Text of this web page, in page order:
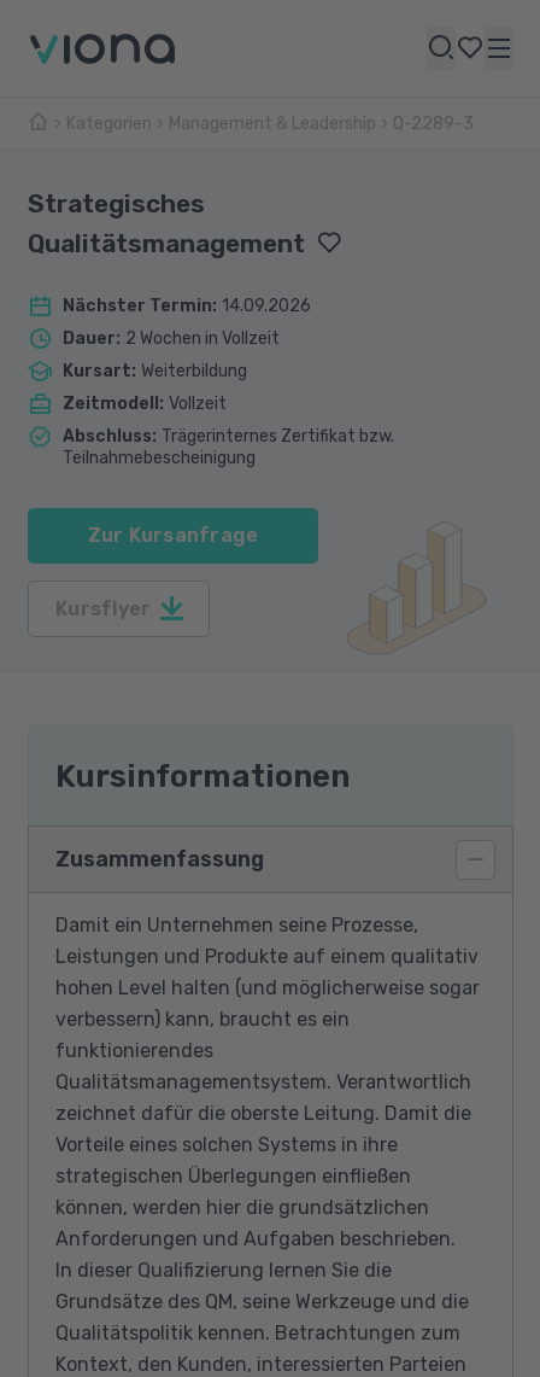
Kategorien Management & Leadership Q-2289-3
Strategisches
Qualitätsmanagement
Nächster Termin: 14.09.2026
Dauer: 2 Wochen in Vollzeit
Kursart: Weiterbildung
Zeitmodell : Vollzeit
Abschluss: Trägerinternes Zertifikat bzw.
Teilnahmebescheinigung
Zur Kursanfrage
Kursflyer
Kursinformationen
Zusammenfassung
Damit ein Unternehmen seine Prozesse,
Leistungen und Produkte auf einem qualitativ
hohen Level halten (und möglicherweise sogar
verbessern) kann, braucht es ein
funktionierendes
Qualitätsmanagementsystem. Verantwortlich
zeichnet dafür die oberste Leitung. Damit die
Vorteile eines solchen Systems in ihre
strategischen Überlegungen einfließen
können, werden hier die grundsätzlichen
Anforderungen und Aufgaben beschrieben.
In dieser Qualifizierung lernen Sie die
Grundsätze des QM, seine Werkzeuge und die
Qualitätspolitik kennen. Betrachtungen zum
Kontext, den Kunden, interessierten Parteien